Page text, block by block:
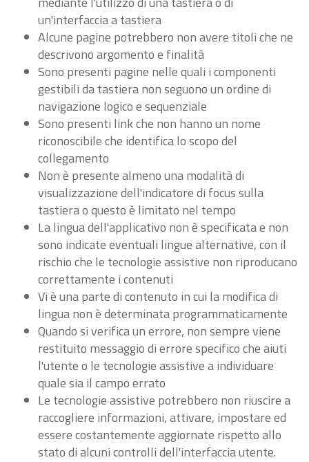
un'interfaccia a tastiera
Alcune pagine potrebbero non avere titoli che ne
descrivono argomento e finalità
Sono presenti pagine nelle quali i componenti
gestibili da tastiera non seguono un ordine di
navigazione logico e sequenziale
Sono presenti link che non hanno un nome
riconoscibile che identifica lo scopo del
collegamento
Non è presente almeno una modalità di
visualizzazione dell'indicatore di focus sulla
tastiera o questo è limitato nel tempo
La lingua dell'applicativo non è specificata e non
sono indicate eventuali lingue alternative, con il
rischio che le tecnologie assistive non riproducano
correttamente i contenuti
Vi è una parte di contenuto in cui la modifica di
lingua non è determinata programmaticamente
Quando si verifica un errore, non sempre viene
restituito messaggio di errore specifico che aiuti
l'utente o le tecnologie assistive a individuare
quale sia il campo errato
Le tecnologie assistive potrebbero non riuscire a
raccogliere informazioni, attivare, impostare ed
essere costantemente aggiornate rispetto allo
stato di alcuni controlli dell'interfaccia utente.